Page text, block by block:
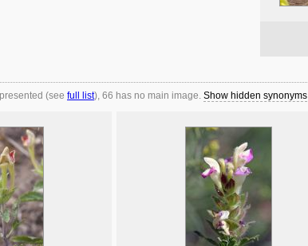
(see full list), 66 has no main image. Show hidden synonyms